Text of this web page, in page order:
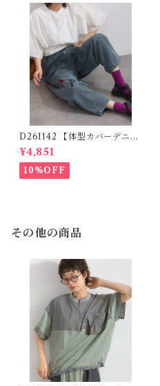
D261142 【体型カバーデニム
シリーズ】 落書きパッチワー
クデニムパンツ / Scribble Pa
tchwork Denim Pants 【re
stock】
¥4,851
10%OFF
その他の商品